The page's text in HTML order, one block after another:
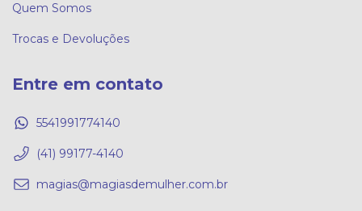
Quem Somos
Trocas e Devoluções
Entre em contato
5541991774140
(41) 99177-4140
magias@magiasdemulher.com.br